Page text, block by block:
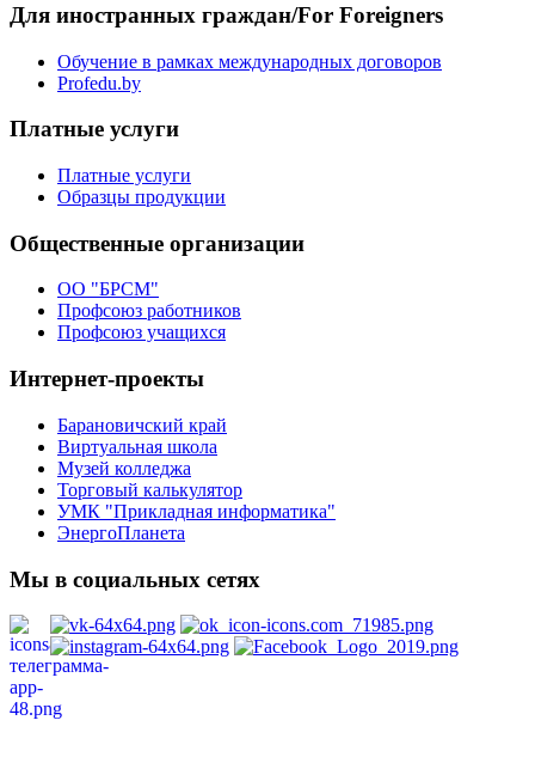
Для иностранных граждан/For Foreigners
Обучение в рамках международных договоров
Profedu.by
Платные услуги
Платные услуги
Образцы продукции
Общественные организации
ОО "БРСМ"
Профсоюз работников
Профсоюз учащихся
Интернет-проекты
Барановичский край
Виртуальная школа
Музей колледжа
Торговый калькулятор
УМК "Прикладная информатика"
ЭнергоПланета
Мы в социальных сетях